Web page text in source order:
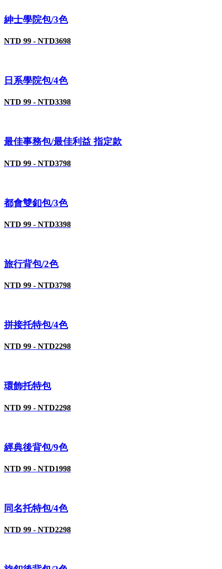
紳士學院包/3色
NTD 99 - NTD3698
日系學院包/4色
NTD 99 - NTD3398
最佳事務包/最佳利益 指定款
NTD 99 - NTD3798
都會雙釦包/3色
NTD 99 - NTD3398
旅行背包/2色
NTD 99 - NTD3798
拼接托特包/4色
NTD 99 - NTD2298
環飾托特包
NTD 99 - NTD2298
經典後背包/9色
NTD 99 - NTD1998
同名托特包/4色
NTD 99 - NTD2298